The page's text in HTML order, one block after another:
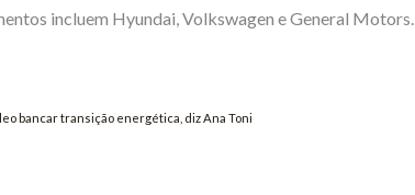
incluem Hyundai, Volkswagen e General Motors.
bancar transição energética, diz Ana Toni